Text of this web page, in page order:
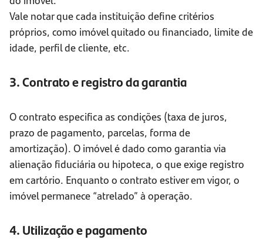
Vale notar que cada instituição define critérios
próprios, como imóvel quitado ou financiado, limite de
idade, perfil de cliente, etc.
3. Contrato e registro da garantia
O contrato especifica as condições (taxa de juros,
prazo de pagamento, parcelas, forma de
amortização). O imóvel é dado como garantia via
alienação fiduciária ou hipoteca, o que exige registro
em cartório. Enquanto o contrato estiver em vigor, o
imóvel permanece “atrelado” à operação.
4. Utilização e pagamento